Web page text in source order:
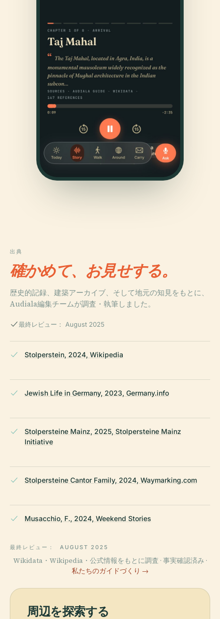
出典
確かめて、お見せする。
歴史的記録、建築アーカイブ、そして地元の知見をもとに、
Audiala編集チームが調査・執筆しました。
最終レビュー： August 2025
Stolperstein, 2024, Wikipedia
Jewish Life in Germany, 2023, Germany.info
Stolpersteine Mainz, 2025, Stolpersteine Mainz
Initiative
Stolpersteine Cantor Family, 2024, Waymarking.com
Musacchio, F., 2024, Weekend Stories
最終レビュー： AUGUST 2025
Wikidata・Wikipedia・公式情報をもとに調査 · 事実確認済み ·
私たちのガイドづくり →
周辺を探索する